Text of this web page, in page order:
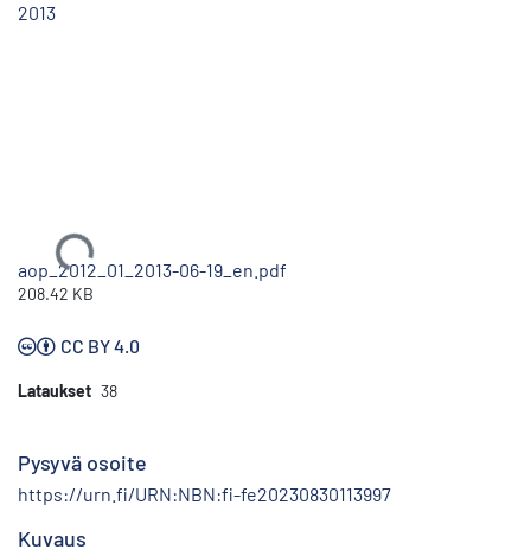
2013
Ladataan...
aop_2012_01_2013-06-19_en.pdf
208.42 KB
CC BY 4.0
Lataukset 38
Pysyvä osoite
https://urn.fi/URN:NBN:fi-fe20230830113997
Kuvaus